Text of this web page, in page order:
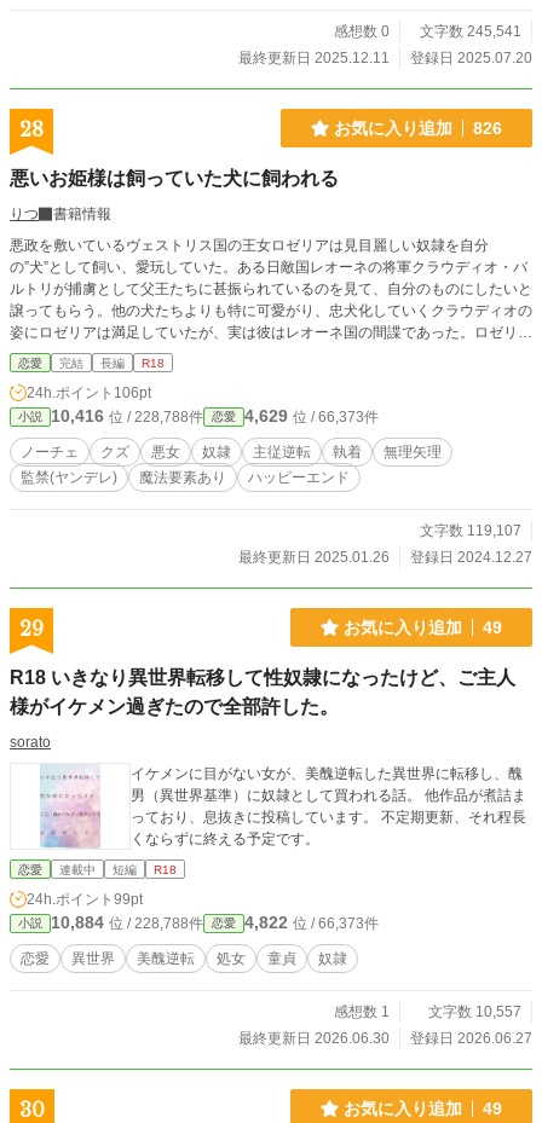
抵抗する意思を奪い、絶対服従を叩き込む。 鞭による壮絶な
拷問の中で、陽翔は鞭の痛みの中に快感を見出し始める。意
けで絶頂に達し失神する。目覚めた陽翔は、なぜか分からな
い衝動に駆られ、涙ながらに麗子に鞭打ちの礼を述べる。 こ
も考えられない状態へと陥る。麗子は、彼の心をさらに深く
ください。僕の全てを麗子様のために捧げさせてください」
と懇願する。陽翔が自らの言葉で「マゾで、私に全てを支配
され、私の快楽のために甚振られるのがたまらなく好きな変
態奴隷になりたい」と告白すると、麗子は彼に「奴隷の証」
の首輪を着け、陽翔は完全に麗子の「性奴隷」となることを
受け入れる。
感想数 0
文字数 245,541
最終更新日 2025.12.11
登録日 2025.07.20
28 お気に入り追加 826
悪いお姫様は飼っていた犬に飼われる
りつ
書籍情報
悪政を敷いているヴェストリス国の王女ロゼリアは見目麗しい奴隷を自分
の”犬”として飼い、愛玩していた。ある日敵国レオーネの将軍クラウディオ・バ
ルトリが捕虜として父王たちに甚振られているのを見て、自分のものにしたいと
譲ってもらう。他の犬たちよりも特に可愛がり、忠犬化していくクラウディオの
姿にロゼリアは満足していたが、実は彼はレオーネ国の間諜であった。ロゼリア
の目を欺きながら彼は大勢の敵軍を王宮に招き入れ、ヴェストリス王家を――ロ
ゼリアの父や兄を殺してしまう。 修道院送りとなったロゼリアだが、クラウデ
ィオに攫われて、犯されてしまう。彼は今まで自分を奴隷のように扱ってきた復
讐だと言ってロゼリアを監禁。ありとあらゆる快楽を身体に刻まれ、ロゼリアは
クラウディオの犬に堕ちていく…。 ※他サイトにも掲載しています
恋愛 完結 長編 R18
24h.ポイント 106pt
小説 10,416 位 / 228,788件 恋愛 4,629 位 / 66,373件
ノーチェ クズ 悪女 奴隷 主従逆転 執着
無理矢理
監禁(ヤンデレ)
魔法要素あり ハッピーエンド
文字数 119,107
最終更新日 2025.01.26
登録日 2024.12.27
29 お気に入り追加 49
R18 いきなり異世界転移して性奴隷になったけど、ご主人
様がイケメン過ぎたので全部許した。
sorato
イケメンに目がない女が、美醜逆転した異世界に転移し、醜
男（異世界基準）に奴隷として買われる話。 他作品が煮詰ま
っており、息抜きに投稿しています。 不定期更新、それ程長
くならずに終える予定です。
恋愛 連載中 短編 R18
24h.ポイント 99pt
小説 10,884 位 / 228,788件 恋愛 4,822 位 / 66,373件
恋愛 異世界 美醜逆転 処女 童貞 奴隷
感想数 1
文字数 10,557
最終更新日 2026.06.30
登録日 2026.06.27
30 お気に入り追加 49